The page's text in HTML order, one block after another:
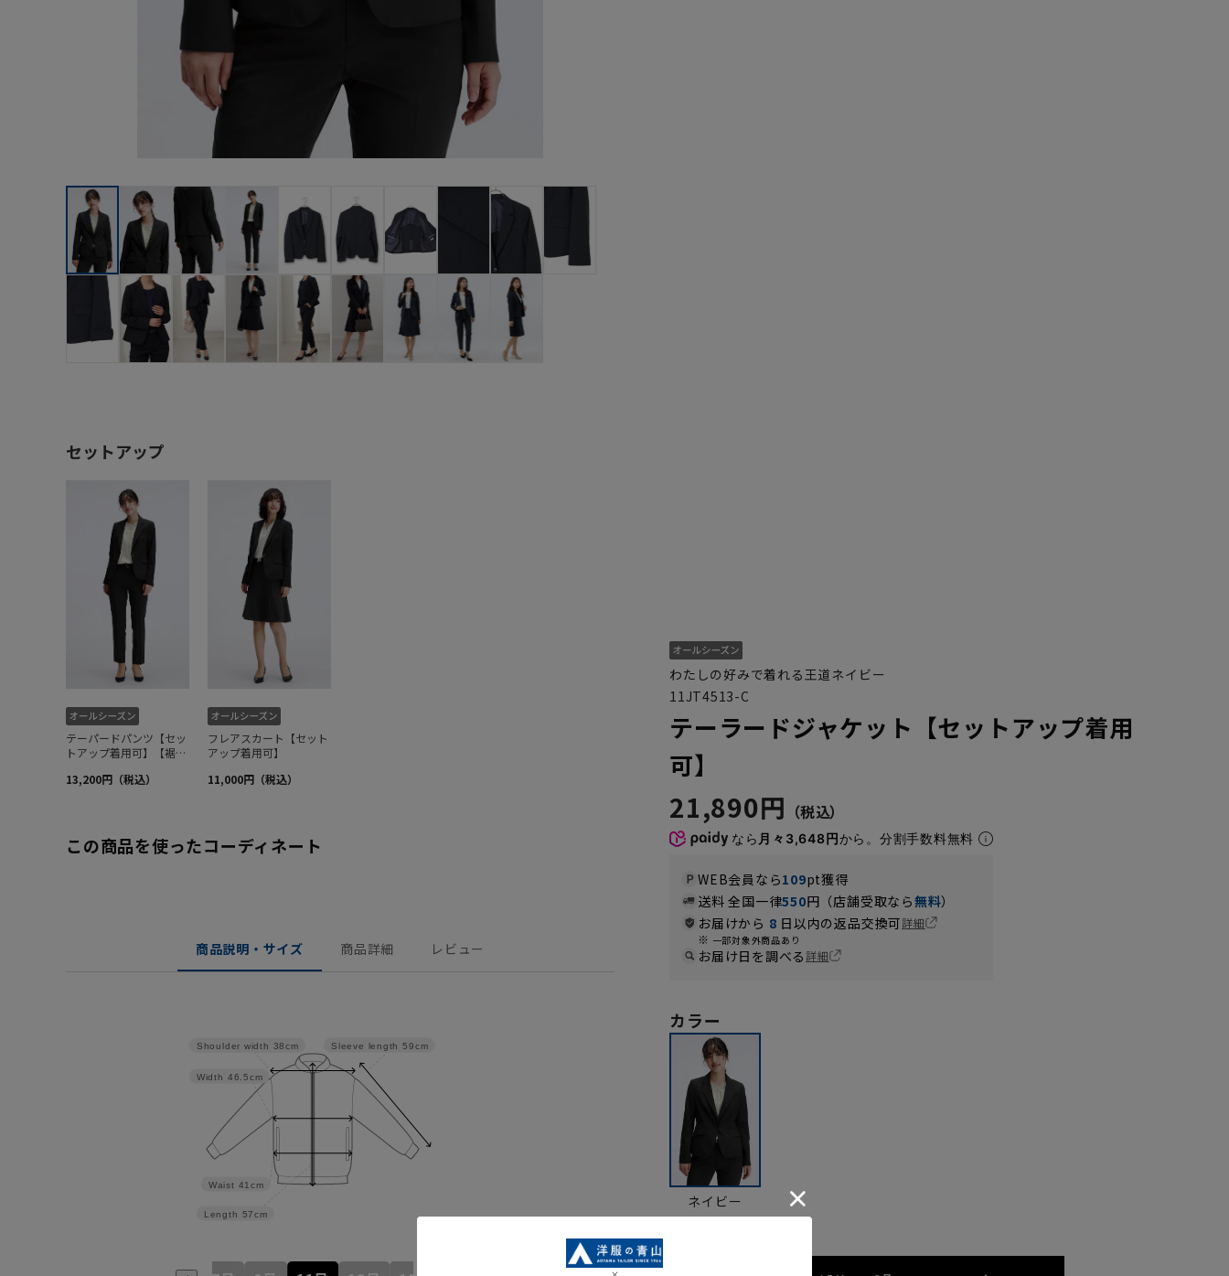
この商品を使ったコーディネート
商品説明・サイズ 商品詳細 レビュー
Sleeve length 59cm
Length 57cm
Waist 41cm
Width 46.5cm
Shoulder width 38cm
わたしの好みで着れる王道ネイビー
11JT4513-C
テーラードジャケット【セットアップ着用
可】
21,890円
なら 月々3,648円から。分割手数料無料
WEB会員なら109pt獲得
送料 全国一律550円（店舗受取なら無料）
お届けから 8 日以内の返品交換可詳細
一部対象外商品あり
お届け日を調べる詳細
カラー
ネイビー